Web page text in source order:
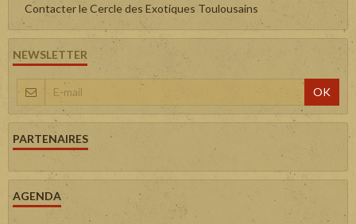
Contacter le Cercle des Exotiques Toulousains
NEWSLETTER
OK
PARTENAIRES
AGENDA